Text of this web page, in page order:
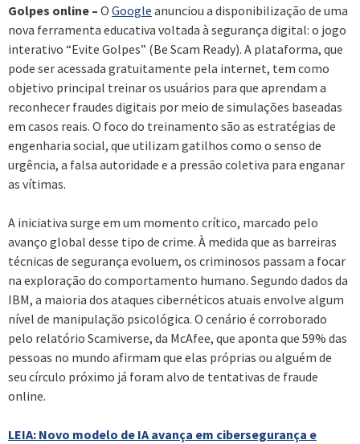
Golpes online – O Google anunciou a disponibilização de uma
nova ferramenta educativa voltada à segurança digital: o jogo
interativo “Evite Golpes” (Be Scam Ready). A plataforma, que
pode ser acessada gratuitamente pela internet, tem como
objetivo principal treinar os usuários para que aprendam a
reconhecer fraudes digitais por meio de simulações baseadas
em casos reais. O foco do treinamento são as estratégias de
engenharia social, que utilizam gatilhos como o senso de
urgência, a falsa autoridade e a pressão coletiva para enganar
as vítimas.
A iniciativa surge em um momento crítico, marcado pelo
avanço global desse tipo de crime. À medida que as barreiras
técnicas de segurança evoluem, os criminosos passam a focar
na exploração do comportamento humano. Segundo dados da
IBM, a maioria dos ataques cibernéticos atuais envolve algum
nível de manipulação psicológica. O cenário é corroborado
pelo relatório Scamiverse, da McAfee, que aponta que 59% das
pessoas no mundo afirmam que elas próprias ou alguém de
seu círculo próximo já foram alvo de tentativas de fraude
online.
LEIA: Novo modelo de IA avança em cibersegurança e